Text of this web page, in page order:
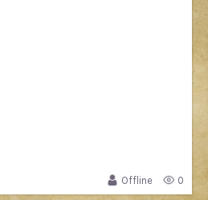
Offline
0